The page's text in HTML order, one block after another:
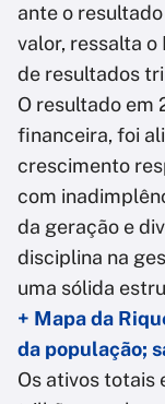
ante o
valor, ressalta o
de resultados
O resultado em
financeira, foi
crescimento
com
da geração e
disciplina na
uma sólida
+ Mapa da
da população;
Os ativos totais